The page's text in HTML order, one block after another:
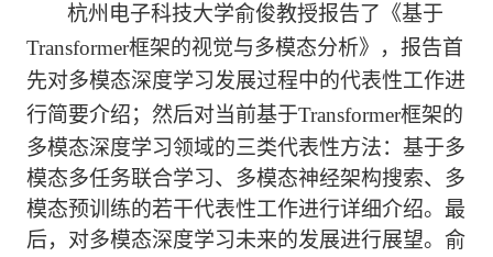
杭州电子科技大学俞俊教授报告了《基于
Transformer框架的视觉与多模态分析》，报告首
先对多模态深度学习发展过程中的代表性工作进
行简要介绍；然后对当前基于Transformer框架的
多模态深度学习领域的三类代表性方法：基于多
模态多任务联合学习、多模态神经架构搜索、多
模态预训练的若干代表性工作进行详细介绍。最
后，对多模态深度学习未来的发展进行展望。俞